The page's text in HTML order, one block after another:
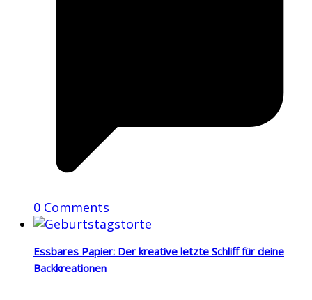
0 Comments
Essbares Papier: Der kreative letzte Schliff für deine
Backkreationen